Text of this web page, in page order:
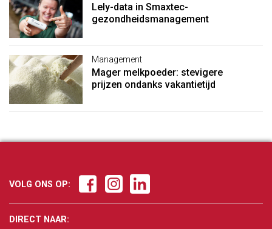
Lely-data in Smaxtec-
gezondheidsmanagement
Management
Mager melkpoeder: stevigere
prijzen ondanks vakantietijd
VOLG ONS OP:
DIRECT NAAR: